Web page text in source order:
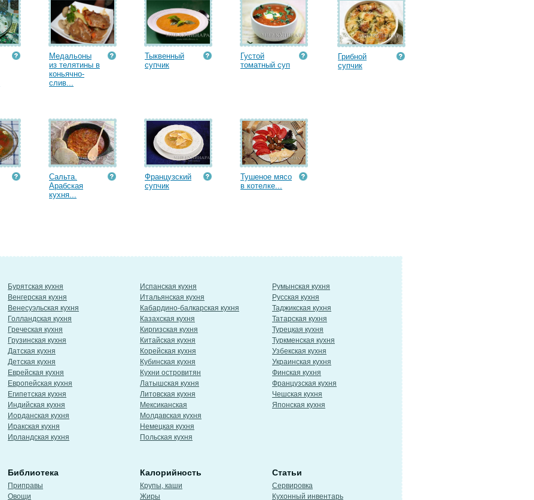
Медальоны
из телятины в
коньячно-
слив...
Тыквенный
супчик
Густой
томатный суп
Грибной
супчик
Сальта.
Арабская
кухня...
Французский
супчик
Тушеное мясо
в котелке...
Бурятская кухня
Венгерская кухня
Венесуэльская кухня
Голландская кухня
Греческая кухня
Грузинская кухня
Датская кухня
Детская кухня
Еврейская кухня
Европейская кухня
Египетская кухня
Индийская кухня
Иорданская кухня
Иракская кухня
Ирландская кухня
Испанская кухня
Итальянская кухня
Кабардино-балкарская кухня
Казахская кухня
Киргизская кухня
Китайская кухня
Корейская кухня
Кубинская кухня
Кухни островитян
Латышская кухня
Литовская кухня
Мексиканская
Молдавская кухня
Немецкая кухня
Польская кухня
Румынская кухня
Русская кухня
Таджикская кухня
Татарская кухня
Турецкая кухня
Туркменская кухня
Узбекская кухня
Украинская кухня
Финская кухня
Французская кухня
Чешская кухня
Японская кухня
Библиотека
Приправы
Овощи
Калорийность
Крупы, каши
Жиры
Статьи
Сервировка
Кухонный инвентарь